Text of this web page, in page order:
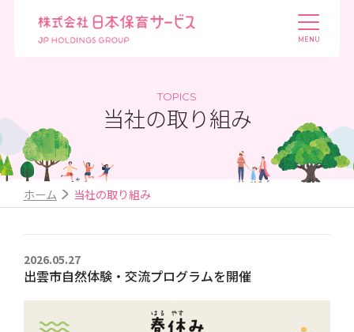
TOPICS
当社の取り組み
ホーム 当社の取り組み
2026.05.27
出雲市自然体験・交流プログラムを開催